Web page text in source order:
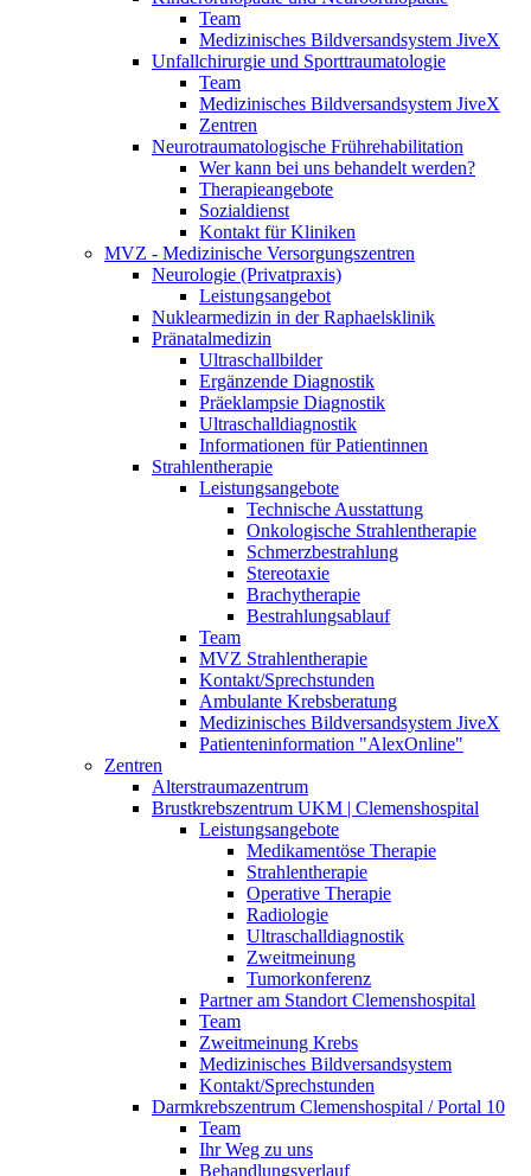
Team
Medizinisches Bildversandsystem JiveX
Unfallchirurgie und Sporttraumatologie
Team
Medizinisches Bildversandsystem JiveX
Zentren
Neurotraumatologische Frührehabilitation
Wer kann bei uns behandelt werden?
Therapieangebote
Sozialdienst
Kontakt für Kliniken
MVZ - Medizinische Versorgungszentren
Neurologie (Privatpraxis)
Leistungsangebot
Nuklearmedizin in der Raphaelsklinik
Pränatalmedizin
Ultraschallbilder
Ergänzende Diagnostik
Präeklampsie Diagnostik
Ultraschalldiagnostik
Informationen für Patientinnen
Strahlentherapie
Leistungsangebote
Technische Ausstattung
Onkologische Strahlentherapie
Schmerzbestrahlung
Stereotaxie
Brachytherapie
Bestrahlungsablauf
Team
MVZ Strahlentherapie
Kontakt/Sprechstunden
Ambulante Krebsberatung
Medizinisches Bildversandsystem JiveX
Patienteninformation "AlexOnline"
Zentren
Alterstraumazentrum
Brustkrebszentrum UKM | Clemenshospital
Leistungsangebote
Medikamentöse Therapie
Strahlentherapie
Operative Therapie
Radiologie
Ultraschalldiagnostik
Zweitmeinung
Tumorkonferenz
Partner am Standort Clemenshospital
Team
Zweitmeinung Krebs
Medizinisches Bildversandsystem
Kontakt/Sprechstunden
Darmkrebszentrum Clemenshospital / Portal 10
Team
Ihr Weg zu uns
Behandlungsverlauf